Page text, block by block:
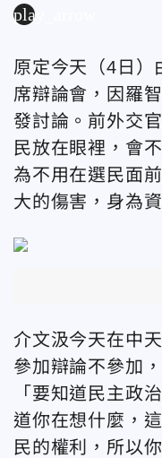
play_arrow
原定今天（4日）
席辯論會，因羅
發討論。前外交
民放在眼裡，會
為不用在選民面
大的傷害，身為
介文汲今天在中
參加辯論不參加
「要知道民主政
道你在想什麼，
民的權利，所以